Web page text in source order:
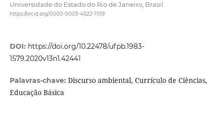
Universidade do Estado do Rio de Janeiro, Brasil.
https://orcid.org/0000-0003-4522-1109
DOI: https://doi.org/10.22478/ufpb.1983-
1579.2020v13n1.42441
Palavras-chave: Discurso ambiental, Currículo de Ciências,
Educação Básica